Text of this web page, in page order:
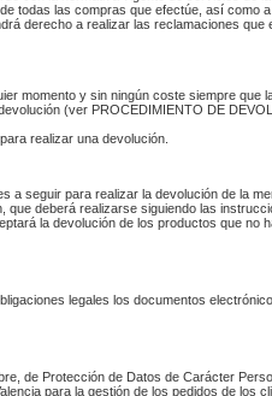
todas las compras que efectúe, así como
derecho a realizar las reclamaciones
momento y sin ningún coste siempre
(ver PROCEDIMIENTO DE
realizar una devolución.
a seguir para realizar la devolución de la
deberá realizarse siguiendo las
la devolución de los productos que
legales los documentos
de Protección de Datos de Carácter
para la gestión de los pedidos de los